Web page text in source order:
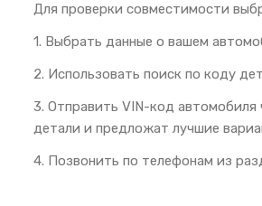
Для проверки совместимости
1. Выбрать данные о вашем
2. Использовать поиск по коду
3. Отправить VIN-код
детали и предложат лучшие
4. Позвонить по телефонам из